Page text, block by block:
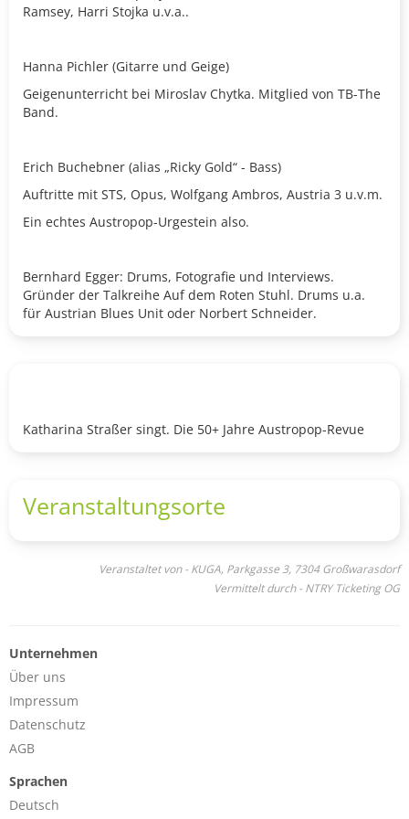
Ramsey, Harri Stojka u.v.a..
Hanna Pichler (Gitarre und Geige)
Geigenunterricht bei Miroslav Chytka. Mitglied von TB-The
Band.
Erich Buchebner (alias „Ricky Gold“ - Bass)
Auftritte mit STS, Opus, Wolfgang Ambros, Austria 3 u.v.m.
Ein echtes Austropop-Urgestein also.
Bernhard Egger: Drums, Fotografie und Interviews.
Gründer der Talkreihe Auf dem Roten Stuhl. Drums u.a.
für Austrian Blues Unit oder Norbert Schneider.
Katharina Straßer singt. Die 50+ Jahre Austropop-Revue
Veranstaltungsorte
Veranstaltet von - KUGA, Parkgasse 3, 7304 Großwarasdorf
Vermittelt durch - NTRY Ticketing OG
Unternehmen
Über uns
Impressum
Datenschutz
AGB
Sprachen
Deutsch